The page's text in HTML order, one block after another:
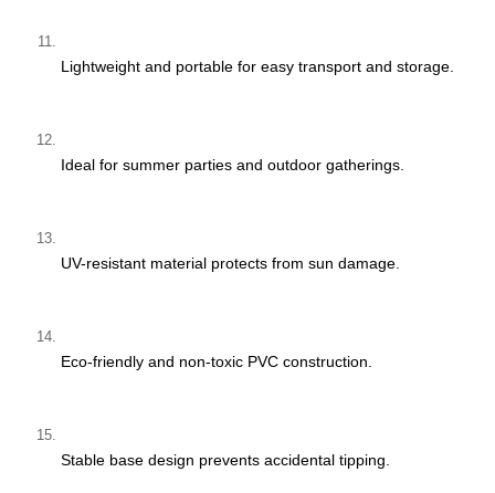
Lightweight and portable for easy transport and storage.
Ideal for summer parties and outdoor gatherings.
UV-resistant material protects from sun damage.
Eco-friendly and non-toxic PVC construction.
Stable base design prevents accidental tipping.
Was this review helpful?